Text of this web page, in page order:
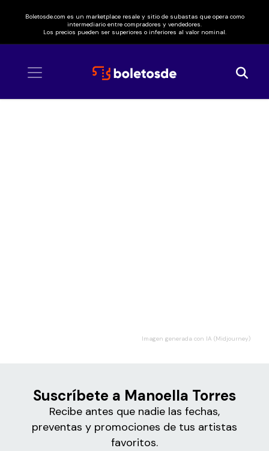
Boletosde.com es un marketplace resale y sitio de subastas que opera como
intermediario entre compradores y vendedores.
Los precios pueden ser superiores o inferiores al valor nominal.
Imagen generada con IA (Midjourney)
Suscríbete a Manoella Torres
Recibe antes que nadie las fechas,
preventas y promociones de tus artistas
favoritos.